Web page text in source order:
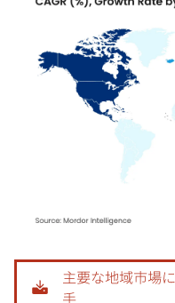
画像 © Mordor Intelligence。再